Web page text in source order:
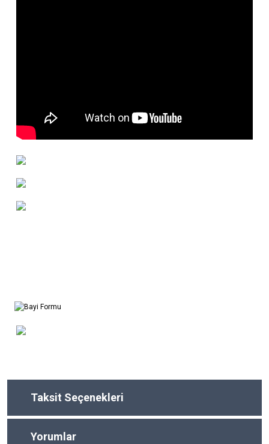
Taksit Seçenekleri
Yorumlar